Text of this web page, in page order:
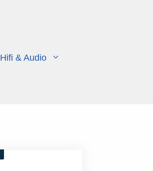
Hifi & Audio